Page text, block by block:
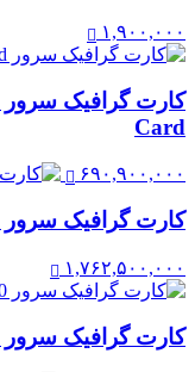
۱,۹۰۰,۰۰۰
Card
۶۹۰,۹۰۰,۰۰۰
کارت گرافیک سرور NVIDIA A100 PCIe GPU
۱,۷۶۲,۵۰۰,۰۰۰
کارت گرافیک سرور NVIDIA Quadro RTX A5000